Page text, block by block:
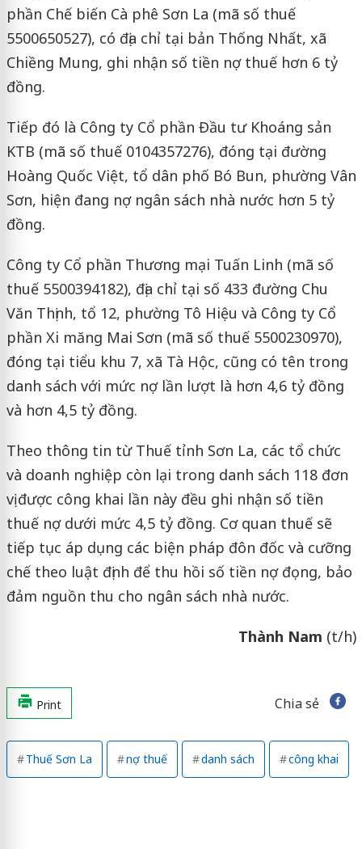
phần Chế biến Cà phê Sơn La (mã số thuế
5500650527), có địa chỉ tại bản Thống Nhất, xã
Chiềng Mung, ghi nhận số tiền nợ thuế hơn 6 tỷ
đồng.
Tiếp đó là Công ty Cổ phần Đầu tư Khoáng sản
KTB (mã số thuế 0104357276), đóng tại đường
Hoàng Quốc Việt, tổ dân phố Bó Bun, phường Vân
Sơn, hiện đang nợ ngân sách nhà nước hơn 5 tỷ
đồng.
Công ty Cổ phần Thương mại Tuấn Linh (mã số
thuế 5500394182), địa chỉ tại số 433 đường Chu
Văn Thịnh, tổ 12, phường Tô Hiệu và Công ty Cổ
phần Xi măng Mai Sơn (mã số thuế 5500230970),
đóng tại tiểu khu 7, xã Tà Hộc, cũng có tên trong
danh sách với mức nợ lần lượt là hơn 4,6 tỷ đồng
và hơn 4,5 tỷ đồng.
Theo thông tin từ Thuế tỉnh Sơn La, các tổ chức
và doanh nghiệp còn lại trong danh sách 118 đơn
vị được công khai lần này đều ghi nhận số tiền
thuế nợ dưới mức 4,5 tỷ đồng. Cơ quan thuế sẽ
tiếp tục áp dụng các biện pháp đôn đốc và cưỡng
chế theo luật định để thu hồi số tiền nợ đọng, bảo
đảm nguồn thu cho ngân sách nhà nước.
Thành Nam (t/h)
Print Chia sẻ
Thuế Sơn La nợ thuế danh sách công khai